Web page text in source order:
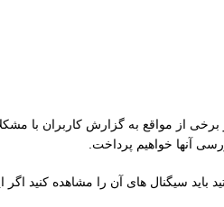
از مواقع به گزارش کاربران با
آنها خواهیم پرداخت.
سیگنال های آن را مشاهده کنید